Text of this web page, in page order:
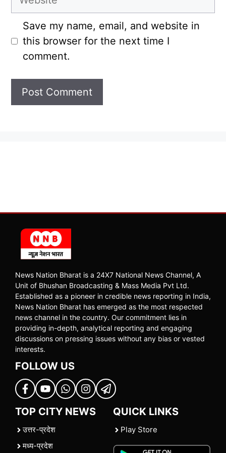
Save my name, email, and website in
this browser for the next time I
comment.
News Nation Bharat is a 24X7 National News Channel, A
Unit of Bhushan Broadcasting & Mass Media Pvt Ltd.
Established as a pioneer in credible news reporting in India,
News Nation Bharat has emerged as the most respected
news channel in the country. Our commitment lies in
providing in-depth, analytical reporting and engaging
discussions on pressing issues without any bias or vested
interests.
FOLLOW US
TOP CITY NEWS
उत्तर-प्रदेश
मध्य-प्रदेश
QUICK LINKS
Play Store